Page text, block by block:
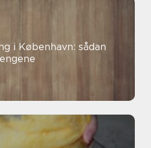
i København: sådan